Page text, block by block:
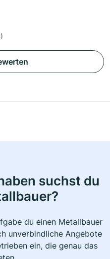
suchst du
du einen Metallbauer
unverbindliche Angebote
ein, die genau das